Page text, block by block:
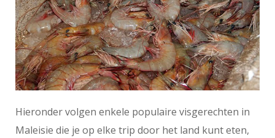
Hieronder volgen enkele populaire visgerechten in
Maleisie die je op elke trip door het land kunt eten,